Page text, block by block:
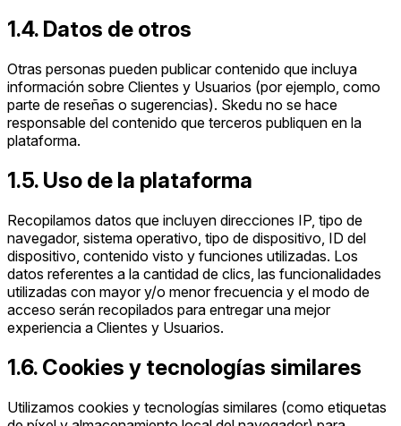
1.4. Datos de otros
Otras personas pueden publicar contenido que incluya
información sobre Clientes y Usuarios (por ejemplo, como
parte de reseñas o sugerencias). Skedu no se hace
responsable del contenido que terceros publiquen en la
plataforma.
1.5. Uso de la plataforma
Recopilamos datos que incluyen direcciones IP, tipo de
navegador, sistema operativo, tipo de dispositivo, ID del
dispositivo, contenido visto y funciones utilizadas. Los
datos referentes a la cantidad de clics, las funcionalidades
utilizadas con mayor y/o menor frecuencia y el modo de
acceso serán recopilados para entregar una mejor
experiencia a Clientes y Usuarios.
1.6. Cookies y tecnologías similares
Utilizamos cookies y tecnologías similares (como etiquetas